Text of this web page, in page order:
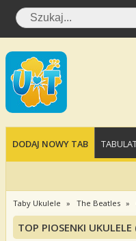
DODAJ NOWY TAB
Taby Ukulele The Beatles
TOP PIOSENKI UKULELE